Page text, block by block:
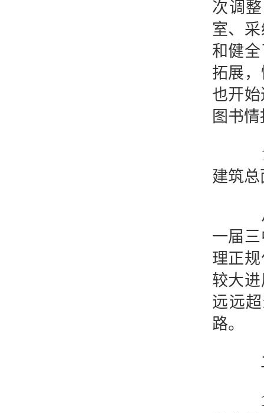
次调
室、
和健
拓展
也开
图书
建筑
从
一届
理正
较大
远远
路。
二